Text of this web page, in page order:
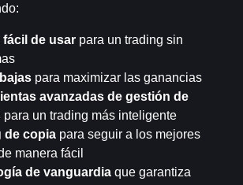
fácil de usar para un trading sin
para maximizar las ganancias
avanzadas de gestión de
para un trading más inteligente
de copia para seguir a los mejores
manera fácil
de vanguardia que garantiza